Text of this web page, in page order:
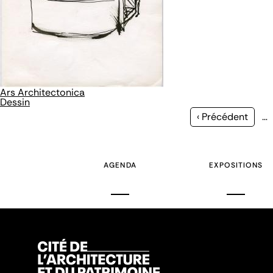
Ars Architectonica
Dessin
Page
‹ Précédent …
AGENDA EXPOSITIONS